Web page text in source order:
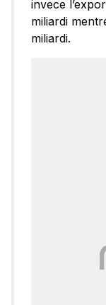
invece
miliardi
miliardi.